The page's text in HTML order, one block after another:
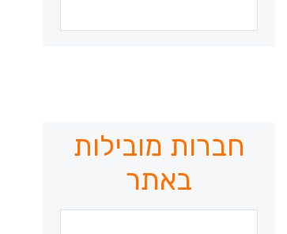
חברות מובילות
באתר